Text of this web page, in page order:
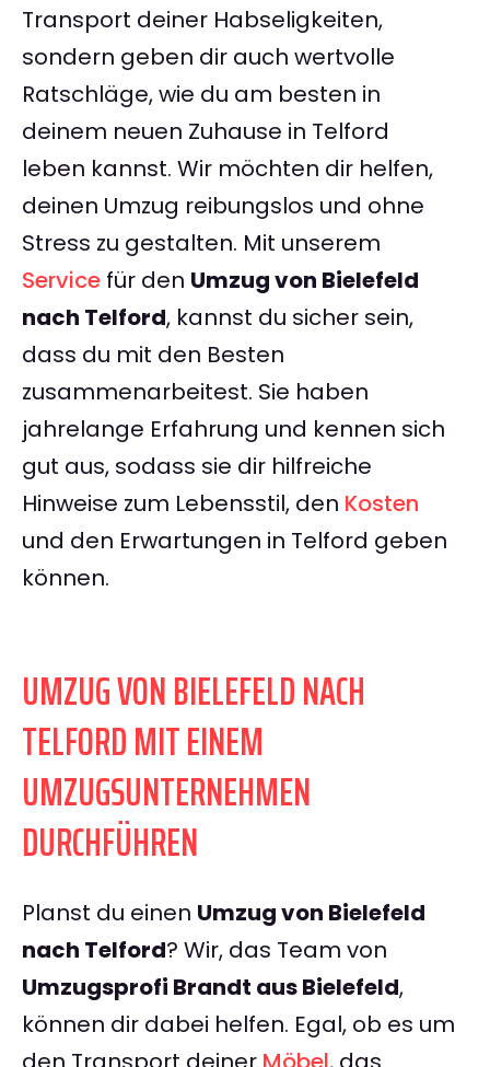
Transport deiner Habseligkeiten,
sondern geben dir auch wertvolle
Ratschläge, wie du am besten in
deinem neuen Zuhause in Telford
leben kannst. Wir möchten dir helfen,
deinen Umzug reibungslos und ohne
Stress zu gestalten. Mit unserem
Service für den Umzug von Bielefeld
nach Telford, kannst du sicher sein,
dass du mit den Besten
zusammenarbeitest. Sie haben
jahrelange Erfahrung und kennen sich
gut aus, sodass sie dir hilfreiche
Hinweise zum Lebensstil, den Kosten
und den Erwartungen in Telford geben
können.
UMZUG VON BIELEFELD NACH
TELFORD MIT EINEM
UMZUGSUNTERNEHMEN
DURCHFÜHREN
Planst du einen Umzug von Bielefeld
nach Telford? Wir, das Team von
Umzugsprofi Brandt aus Bielefeld,
können dir dabei helfen. Egal, ob es um